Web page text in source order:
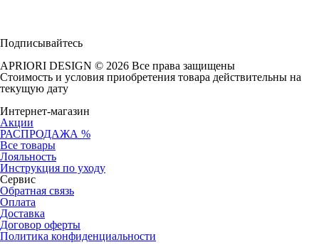
Подписывайтесь
APRIORI DESIGN © 2026 Все права защищены
Cтоимость и условия приобретения товара действительны на
текущую дату
Интернет-магазин
Акции
РАСПРОДАЖА %
Все товары
Лояльность
Инструкция по уходу
Сервис
Обратная связь
Оплата
Доставка
Договор оферты
Политика конфиденциальности